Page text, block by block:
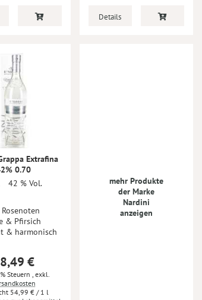
Details
Extrafina
0.70
42 % Vol.
& Pfirsich
& harmonisch
€
Steuern, exkl.
54,99 € / 1 l
mehr Produkte
der Marke
Nardini
anzeigen